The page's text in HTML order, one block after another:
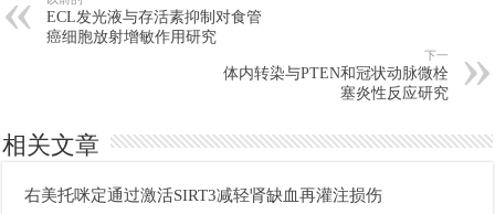
ECL发光液与存活素抑制对食管
癌细胞放射增敏作用研究
下一
体内转染与PTEN和冠状动脉微栓
塞炎性反应研究
相关文章
右美托咪定通过激活SIRT3减轻肾缺血再灌注损伤